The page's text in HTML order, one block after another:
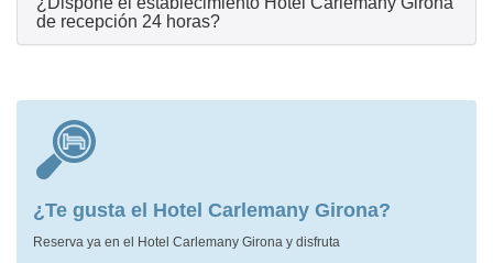
de recepción 24 horas?
¿Te gusta el Hotel Carlemany Girona?
Reserva ya en el Hotel Carlemany Girona y disfruta